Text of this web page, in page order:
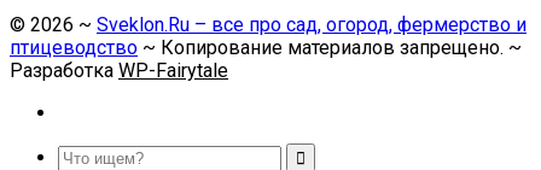
© 2026 ~ Sveklon.Ru – все про сад, огород, фермерство и
птицеводство ~ Копирование материалов запрещено. ~
Разработка WP-Fairytale